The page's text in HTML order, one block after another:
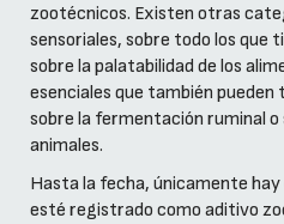
zootécnicos. Existen otras
sensoriales, sobre todo los que
sobre la palatabilidad de los
esenciales que también
sobre la fermentación ruminal o
animales.
Hasta la fecha, únicamente
esté registrado como aditivo